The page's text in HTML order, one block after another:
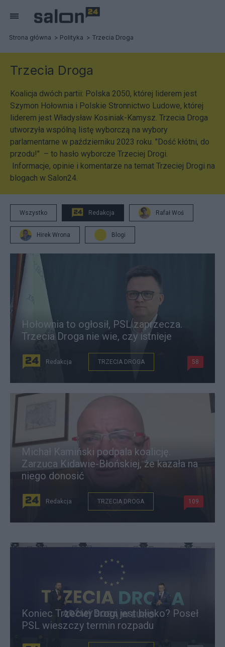
Strona główna Polityka Trzecia Droga
Trzecia Droga
Koalicja dwóch partii: Polska 2050, której liderem jest
Szymon Hołownia i Polskie Stronnictwo Ludowe, której
liderem jest Władysław Kosiniak-Kamysz. Trzecia Droga
utworzyła wspólną listę wyborczą na wybory
parlamentarne w październiku 2023 roku. "Dość kłótni, do
przodu!" – to hasło wyborcze Trzeciej Drogi.
Informacje, opinie i komentarze na temat Trzeciej Drogi na
blogach w Salon24.
Wszystko Redakcja Rafał Woś
Hirek Wrona Blogi
Hołownia to ogłosił, PSL zaprzecza.
Trzecia Droga nie wie, czy istnieje
Redakcja TRZECIA DROGA 58
Michał Kamiński podpala koalicję.
Zarzuca Kidawie-Błońskiej, że kazała na
niego donosić
Redakcja TRZECIA DROGA 109
Koniec Trzeciej Drogi jest blisko? Poseł
PSL wieszczy termin rozpadu